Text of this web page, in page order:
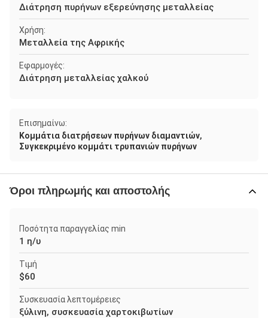
Διάτρηση πυρήνων εξερεύνησης μεταλλείας
Χρήση:
Μεταλλεία της Αφρικής
Εφαρμογές:
Διάτρηση μεταλλείας χαλκού
Επισημαίνω:
Κομμάτια διατρήσεων πυρήνων διαμαντιών,
Συγκεκριμένο κομμάτι τρυπανιών πυρήνων
Όροι πληρωμής και αποστολής
Ποσότητα παραγγελίας min
1 η/υ
Τιμή
$60
Συσκευασία λεπτομέρειες
ξύλινη, συσκευασία χαρτοκιβωτίων